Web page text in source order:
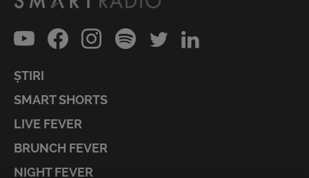
ȘTIRI
SMART SHORTS
LIVE FEVER
BRUNCH FEVER
NIGHT FEVER